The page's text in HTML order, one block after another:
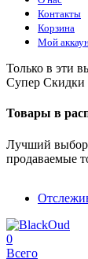
Контакты
Корзина
Мой
Только в эти
Супер Скидки
Товары в
Лучший выбор
продаваемые
0
Всего